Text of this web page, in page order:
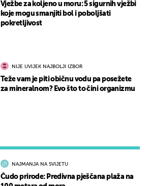
NAJMANJA NA SVIJETU
Čudo prirode: Predivna pješčana plaža na
Vježbe za koljeno u moru: 5 sigurnih vježbi
koje mogu smanjiti bol i poboljšati
pokretljivost
NIJE UVIJEK NAJBOLJI IZBOR
Teže vam je piti običnu vodu pa posežete
za mineralnom? Evo što to čini organizmu